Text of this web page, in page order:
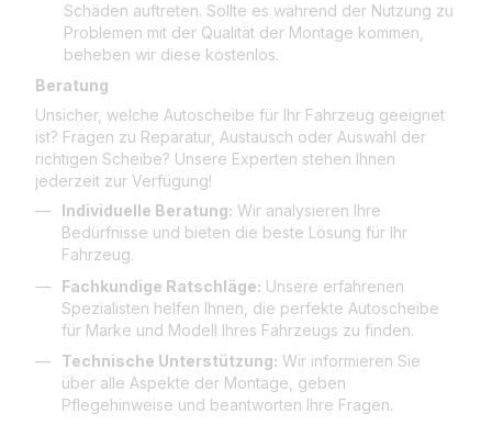
Schäden auftreten. Sollte es während der Nutzung zu
Problemen mit der Qualität der Montage kommen,
beheben wir diese kostenlos.
Beratung
Unsicher, welche Autoscheibe für Ihr Fahrzeug geeignet
ist? Fragen zu Reparatur, Austausch oder Auswahl der
richtigen Scheibe? Unsere Experten stehen Ihnen
jederzeit zur Verfügung!
Individuelle Beratung: Wir analysieren Ihre
Bedürfnisse und bieten die beste Lösung für Ihr
Fahrzeug.
Fachkundige Ratschläge: Unsere erfahrenen
Spezialisten helfen Ihnen, die perfekte Autoscheibe
für Marke und Modell Ihres Fahrzeugs zu finden.
Technische Unterstützung: Wir informieren Sie
über alle Aspekte der Montage, geben
Pflegehinweise und beantworten Ihre Fragen.